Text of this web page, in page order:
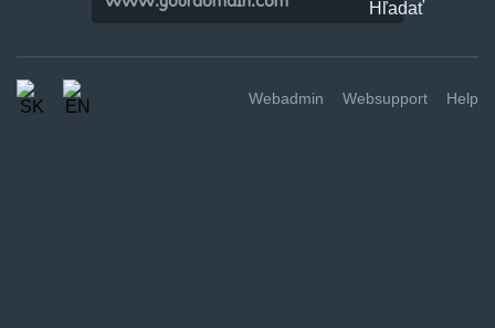
Webadmin Websupport Help